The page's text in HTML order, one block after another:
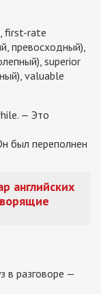
first-rate
превосходный),
superior
valuable
— Это
был переполнен
английских
в разговоре —